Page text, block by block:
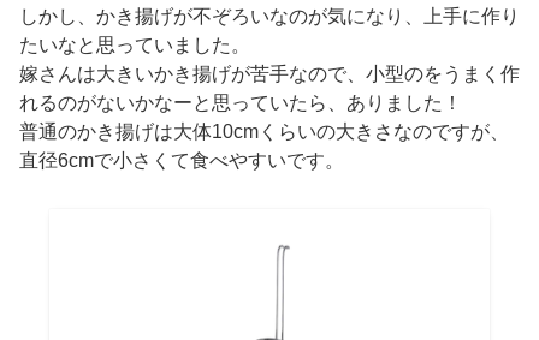
しかし、かき揚げが不ぞろいなのが気になり、上手に作り
たいなと思っていました。
嫁さんは大きいかき揚げが苦手なので、小型のをうまく作
れるのがないかなーと思っていたら、ありました！
普通のかき揚げは大体10cmくらいの大きさなのですが、
直径6cmで小さくて食べやすいです。